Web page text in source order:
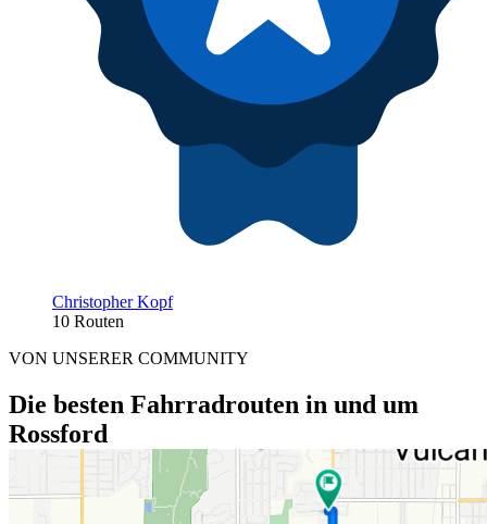
Christopher Kopf
10 Routen
VON UNSERER COMMUNITY
Die besten Fahrradrouten in und um
Rossford